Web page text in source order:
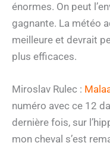
énormes. On peut
gagnante. La météo
meilleure et devrait
plus efficaces.
Miroslav Rulec :
numéro avec ce 12
dernière fois, sur
mon cheval s’est